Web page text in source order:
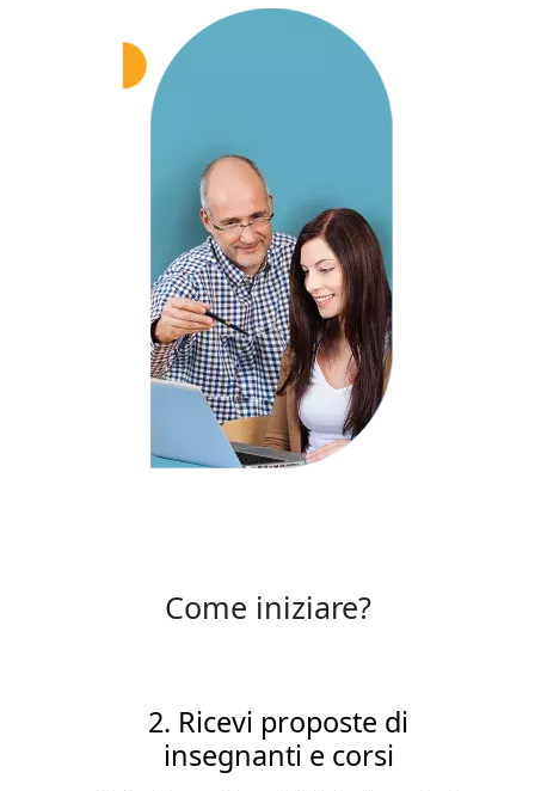
Come iniziare?
2. Ricevi proposte di
insegnanti e corsi